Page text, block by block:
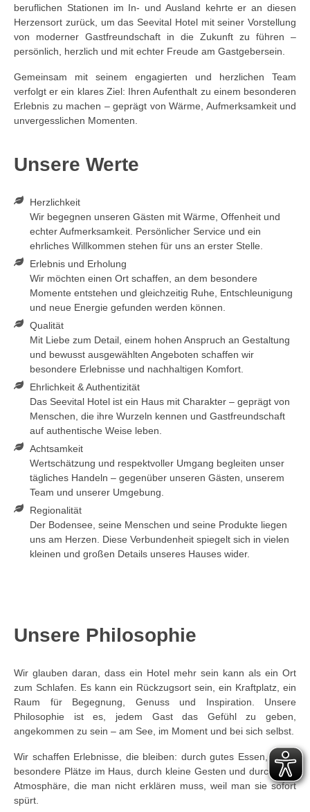
beruflichen Stationen im In‑ und Ausland kehrte er an diesen
Herzensort zurück, um das Seevital Hotel mit seiner Vorstellung
von moderner Gastfreundschaft in die Zukunft zu führen –
persönlich, herzlich und mit echter Freude am Gastgebersein.
Gemeinsam mit seinem engagierten und herzlichen Team
verfolgt er ein klares Ziel: Ihren Aufenthalt zu einem besonderen
Erlebnis zu machen – geprägt von Wärme, Aufmerksamkeit und
unvergesslichen Momenten.
Unsere Werte
Herzlichkeit
Wir begegnen unseren Gästen mit Wärme, Offenheit und
echter Aufmerksamkeit. Persönlicher Service und ein
ehrliches Willkommen stehen für uns an erster Stelle.
Erlebnis und Erholung
Wir möchten einen Ort schaffen, an dem besondere
Momente entstehen und gleichzeitig Ruhe, Entschleunigung
und neue Energie gefunden werden können.
Qualität
Mit Liebe zum Detail, einem hohen Anspruch an Gestaltung
und bewusst ausgewählten Angeboten schaffen wir
besondere Erlebnisse und nachhaltigen Komfort.
Ehrlichkeit & Authentizität
Das Seevital Hotel ist ein Haus mit Charakter – geprägt von
Menschen, die ihre Wurzeln kennen und Gastfreundschaft
auf authentische Weise leben.
Achtsamkeit
Wertschätzung und respektvoller Umgang begleiten unser
tägliches Handeln – gegenüber unseren Gästen, unserem
Team und unserer Umgebung.
Regionalität
Der Bodensee, seine Menschen und seine Produkte liegen
uns am Herzen. Diese Verbundenheit spiegelt sich in vielen
kleinen und großen Details unseres Hauses wider.
Unsere Philosophie
Wir glauben daran, dass ein Hotel mehr sein kann als ein Ort
zum Schlafen. Es kann ein Rückzugsort sein, ein Kraftplatz, ein
Raum für Begegnung, Genuss und Inspiration. Unsere
Philosophie ist es, jedem Gast das Gefühl zu geben,
angekommen zu sein – am See, im Moment und bei sich selbst.
Wir schaffen Erlebnisse, die bleiben: durch gutes Essen, durch
besondere Plätze im Haus, durch kleine Gesten und durch eine
Atmosphäre, die man nicht erklären muss, weil man sie sofort
spürt.